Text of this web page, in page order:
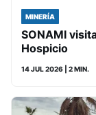
MINERÍA
SONAMI
Hospicio
14 JUL 2026 | 2 MIN.